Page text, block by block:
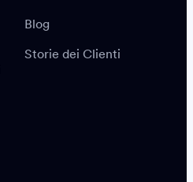
Blog
Storie dei Clienti